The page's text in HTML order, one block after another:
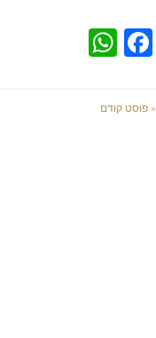
Facebook
« פוסט קודם